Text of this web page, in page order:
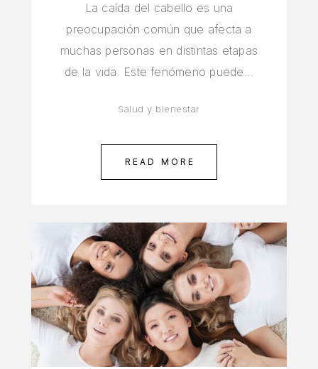
La caída del cabello es una
preocupación común que afecta a
muchas personas en distintas etapas
de la vida. Este fenómeno puede…
Salud y bienestar
READ MORE